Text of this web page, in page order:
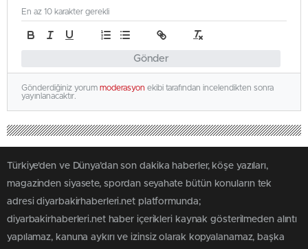
Gönder
En az 10 karakter gerekli
Gönderdiğiniz yorum moderasyon ekibi tarafından incelendikten sonra
yayınlanacaktır.
Türkiye'den ve Dünya’dan son dakika haberler, köşe yazıları,
magazinden siyasete, spordan seyahate bütün konuların tek
adresi diyarbakirhaberleri.net platformunda;
diyarbakirhaberleri.net haber içerikleri kaynak gösterilmeden alıntı
yapılamaz, kanuna aykırı ve izinsiz olarak kopyalanamaz, başka